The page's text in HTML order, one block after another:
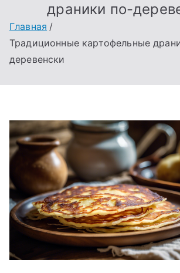
драники по-
Главная
Традиционные картофельные
деревенски